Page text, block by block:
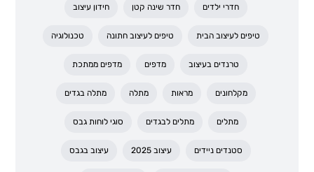
חדרי ילדים חדר שינה קטן חידון עיצוב
טיפים לעיצוב הבית טיפים לעיצוב חתונה טכנולוגיה
טרנדים בעיצוב מדפים מדפים ממתכת
מקלחונים מראות מתלה מתלה בגדים
מתלים מתלים לבגדים סוגי לוחות גבס
סטנדים ניידים עיצוב 2025 עיצוב בגבס